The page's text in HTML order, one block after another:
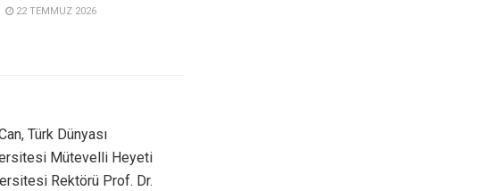
22 TEMMUZ 2026
Türk Dünyası
Mütevelli Heyeti
Rektörü Prof. Dr.